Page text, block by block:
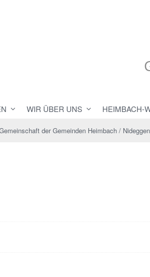
WIR ÜBER UNS HEIMBACH-
der Gemeinden Heimbach / Nideggen